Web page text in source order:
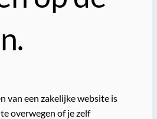
van een zakelijke website is
overwegen of je zelf